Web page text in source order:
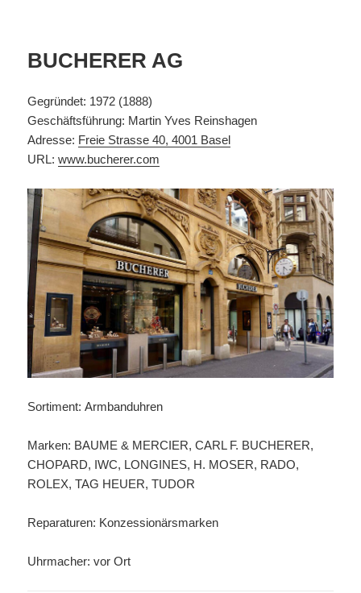
BUCHERER AG
Gegründet: 1972 (1888)
Geschäftsführung: Martin Yves Reinshagen
Adresse: Freie Strasse 40, 4001 Basel
URL:www.bucherer.com
Sortiment: Armbanduhren
Marken: BAUME & MERCIER, CARL F. BUCHERER,
CHOPARD, IWC, LONGINES, H. MOSER, RADO,
ROLEX, TAG HEUER, TUDOR
Reparaturen: Konzessionärsmarken
Uhrmacher: vor Ort